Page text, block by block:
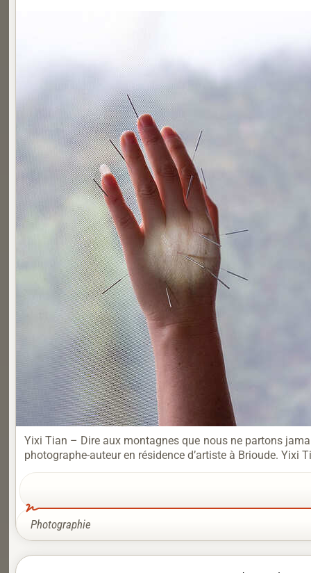
Yixi Tian – Dire aux montagnes que nous ne partons
photographe-auteur en résidence d’artiste à Brioude. Yixi
Photographie